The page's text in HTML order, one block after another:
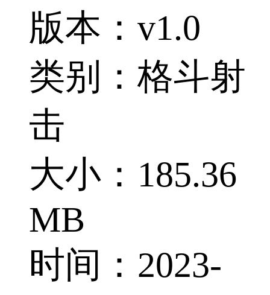
版本：v1.0
类别：格斗射
击
大小：185.36
MB
时间：2023-